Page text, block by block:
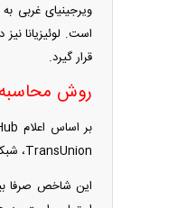
ویرجینیای غربی
است. لوئیزیانا
قرار گیرد.
روش محاسبه
TransUnion، شبکه Sharecare و AmeriCorps تدوین شده است. داده‌های پایه این مطالعه در ۲۳ ژوئن ۲۰۲۵ جمع‌آوری شده است.
این شاخص صرفا